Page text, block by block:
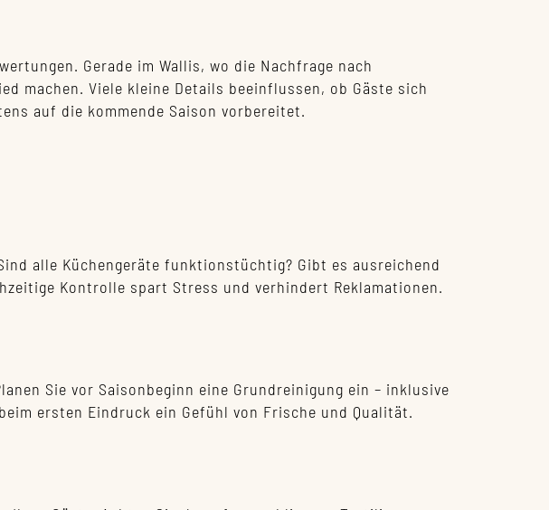
Gerade im Wallis, wo die Nachfrage nach
machen. Viele kleine Details beeinflussen, ob Gäste sich
auf die kommende Saison vorbereitet.
alle Küchengeräte funktionstüchtig? Gibt es ausreichend
Kontrolle spart Stress und verhindert Reklamationen.
Sie vor Saisonbeginn eine Grundreinigung ein – inklusive
ersten Eindruck ein Gefühl von Frische und Qualität.